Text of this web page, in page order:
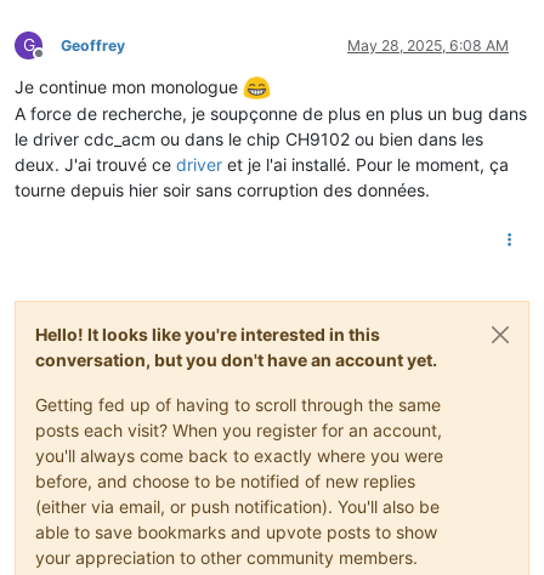
G
Offline
Geoffrey May 28, 2025, 6:08 AM
Je continue mon monologue
A force de recherche, je soupçonne de plus en plus un bug dans
le driver cdc_acm ou dans le chip CH9102 ou bien dans les
deux. J'ai trouvé ce driver et je l'ai installé. Pour le moment, ça
tourne depuis hier soir sans corruption des données.
Hello! It looks like you're interested in this
conversation, but you don't have an account yet.
Getting fed up of having to scroll through the same
posts each visit? When you register for an account,
you'll always come back to exactly where you were
before, and choose to be notified of new replies
(either via email, or push notification). You'll also be
able to save bookmarks and upvote posts to show
your appreciation to other community members.